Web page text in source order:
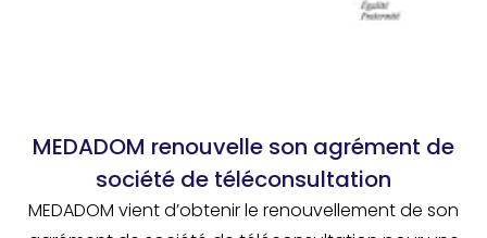
MEDADOM renouvelle son agrément de
société de téléconsultation
MEDADOM vient d’obtenir le renouvellement de son